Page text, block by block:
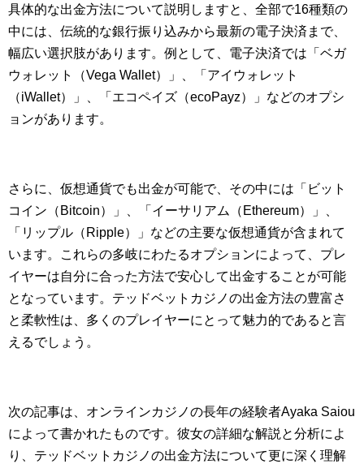
具体的な出金方法について説明しますと、全部で16種類の
中には、伝統的な銀行振り込みから最新の電子決済まで、
幅広い選択肢があります。例として、電子決済では「ベガ
ウォレット（Vega Wallet）」、「アイウォレット
（iWallet）」、「エコペイズ（ecoPayz）」などのオプシ
ョンがあります。
さらに、仮想通貨でも出金が可能で、その中には「ビット
コイン（Bitcoin）」、「イーサリアム（Ethereum）」、
「リップル（Ripple）」などの主要な仮想通貨が含まれて
います。これらの多岐にわたるオプションによって、プレ
イヤーは自分に合った方法で安心して出金することが可能
となっています。テッドベットカジノの出金方法の豊富さ
と柔軟性は、多くのプレイヤーにとって魅力的であると言
えるでしょう。
次の記事は、オンラインカジノの長年の経験者Ayaka Saiou
によって書かれたものです。彼女の詳細な解説と分析によ
り、テッドベットカジノの出金方法について更に深く理解